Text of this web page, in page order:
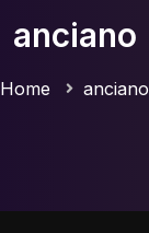
anciano
Home anciano